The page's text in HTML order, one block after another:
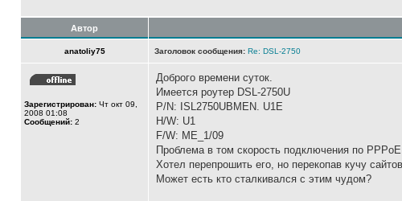
Автор
anatoliy75 Заголовок сообщения: Re: DSL-2750
Зарегистрирован: Чт окт 09,
2008 01:08
Сообщений: 2
Доброго времени суток.
Имеется роутер DSL-2750U
P/N: ISL2750UBMEN. U1E
H/W: U1
F/W: ME_1/09
Проблема в том скорость подключения по
Хотел перепрошить его, но перекопав кучу
Может есть кто сталкивался с этим чудом?